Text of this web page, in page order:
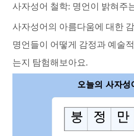
사자성어 철학: 명언이 밝혀주
사자성어의 아름다움에 대한
명언들이 어떻게 감정과 예술
는지 탐험해보아요.